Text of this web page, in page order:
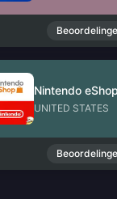
UNITED STATES